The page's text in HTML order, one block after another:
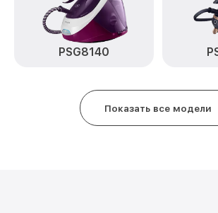
PSG8140
Показать все модели